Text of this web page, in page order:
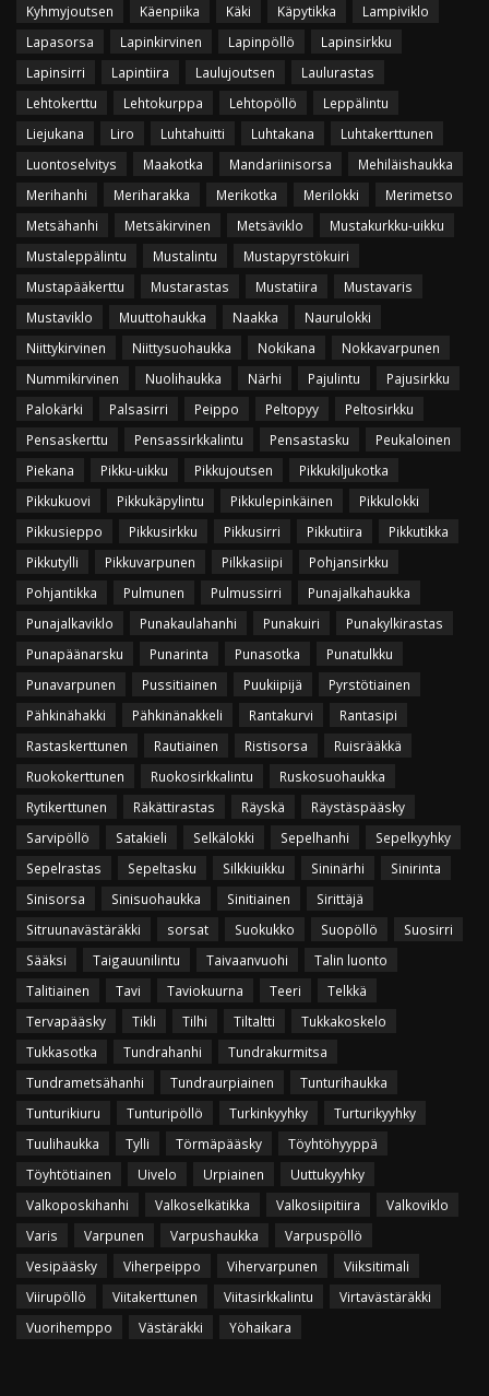
Kyhmyjoutsen
Käenpiika Käki Käpytikka
Lampiviklo
Lapasorsa
Lapinkirvinen Lapinpöllö
Lapinsirkku
Lapinsirri
Lapintiira Laulujoutsen
Laulurastas
Lehtokerttu
Lehtokurppa Lehtopöllö
Leppälintu
Liejukana
Liro Luhtahuitti Luhtakana
Luhtakerttunen
Luontoselvitys
Maakotka Mandariinisorsa
Mehiläishaukka
Merihanhi
Meriharakka Merikotka Merilokki
Merimetso
Metsähanhi
Metsäkirvinen Metsäviklo
Mustakurkku-uikku
Mustaleppälintu
Mustalintu
Mustapyrstökuiri
Mustapääkerttu
Mustarastas Mustatiira
Mustavaris
Mustaviklo
Muuttohaukka Naakka
Naurulokki
Niittykirvinen
Niittysuohaukka Nokikana
Nokkavarpunen
Nummikirvinen
Nuolihaukka Närhi Pajulintu
Pajusirkku
Palokärki
Palsasirri Peippo Peltopyy
Peltosirkku
Pensaskerttu
Pensassirkkalintu Pensastasku
Peukaloinen
Piekana
Pikku-uikku Pikkujoutsen
Pikkukiljukotka
Pikkukuovi
Pikkukäpylintu Pikkulepinkäinen
Pikkulokki
Pikkusieppo
Pikkusirkku Pikkusirri Pikkutiira
Pikkutikka
Pikkutylli
Pikkuvarpunen Pilkkasiipi
Pohjansirkku
Pohjantikka
Pulmunen Pulmussirri
Punajalkahaukka
Punajalkaviklo
Punakaulahanhi Punakuiri
Punakylkirastas
Punapäänarsku
Punarinta Punasotka
Punatulkku
Punavarpunen
Pussitiainen Puukiipijä
Pyrstötiainen
Pähkinähakki
Pähkinänakkeli Rantakurvi
Rantasipi
Rastaskerttunen
Rautiainen Ristisorsa
Ruisrääkkä
Ruokokerttunen
Ruokosirkkalintu
Ruskosuohaukka
Rytikerttunen
Räkättirastas Räyskä
Räystäspääsky
Sarvipöllö
Satakieli Selkälokki Sepelhanhi
Sepelkyyhky
Sepelrastas
Sepeltasku Silkkiuikku Sininärhi
Sinirinta
Sinisorsa
Sinisuohaukka Sinitiainen
Sirittäjä
Sitruunavästäräkki
sorsat Suokukko Suopöllö
Suosirri
Sääksi
Taigauunilintu Taivaanvuohi
Talin luonto
Talitiainen
Tavi Taviokuurna Teeri
Telkkä
Tervapääsky
Tikli Tilhi Tiltaltti
Tukkakoskelo
Tukkasotka
Tundrahanhi
Tundrakurmitsa
Tundrametsähanhi
Tundraurpiainen
Tunturihaukka
Tunturikiuru
Tunturipöllö Turkinkyyhky
Turturikyyhky
Tuulihaukka
Tylli Törmäpääsky
Töyhtöhyyppä
Töyhtötiainen
Uivelo Urpiainen
Uuttukyyhky
Valkoposkihanhi
Valkoselkätikka Valkosiipitiira
Valkoviklo
Varis
Varpunen Varpushaukka
Varpuspöllö
Vesipääsky
Viherpeippo Vihervarpunen
Viiksitimali
Viirupöllö
Viitakerttunen Viitasirkkalintu
Virtavästäräkki
Vuorihemppo
Västäräkki Yöhaikara